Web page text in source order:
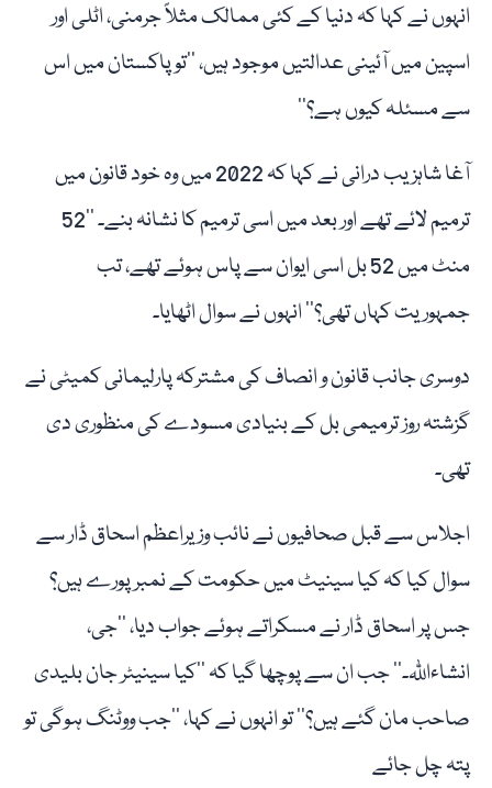
انہوں نے کہا کہ دنیا کے کئی ممالک مثلاً جرمنی، اٹلی اور
اسپین میں آئینی عدالتیں موجود ہیں، ’’تو پاکستان میں اس
سے مسئلہ کیوں ہے؟‘‘
آغا شاہزیب درانی نے کہا کہ 2022 میں وہ خود قانون میں
ترمیم لائے تھے اور بعد میں اسی ترمیم کا نشانہ بنے۔ ’’52
منٹ میں 52 بل اسی ایوان سے پاس ہوئے تھے، تب
جمہوریت کہاں تھی؟‘‘ انہوں نے سوال اٹھایا۔
دوسری جانب قانون و انصاف کی مشترکہ پارلیمانی کمیٹی نے
گزشتہ روز ترمیمی بل کے بنیادی مسودے کی منظوری دی
تھی۔
اجلاس سے قبل صحافیوں نے نائب وزیراعظم اسحاق ڈار سے
سوال کیا کہ کیا سینیٹ میں حکومت کے نمبر پورے ہیں؟
جس پر اسحاق ڈار نے مسکراتے ہوئے جواب دیا، ’’جی،
انشاءاللّٰہ۔‘‘ جب ان سے پوچھا گیا کہ ’’کیا سینیٹر جان بلیدی
صاحب مان گئے ہیں؟‘‘ تو انہوں نے کہا، ’’جب ووٹنگ ہوگی تو
پتہ چل جائے